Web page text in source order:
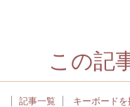
この記
記事一覧 キーボード